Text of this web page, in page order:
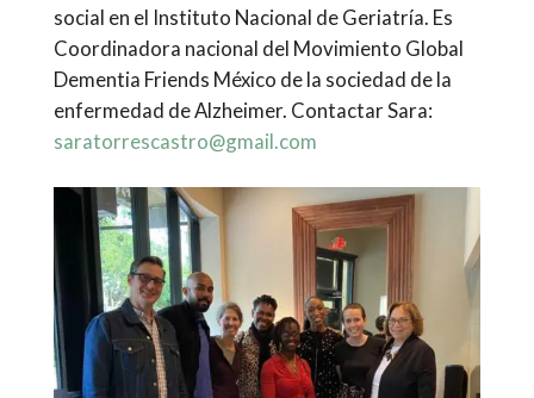
social en el Instituto Nacional de Geriatría. Es
Coordinadora nacional del Movimiento Global
Dementia Friends México de la sociedad de la
enfermedad de Alzheimer. Contactar Sara:
saratorrescastro@gmail.com